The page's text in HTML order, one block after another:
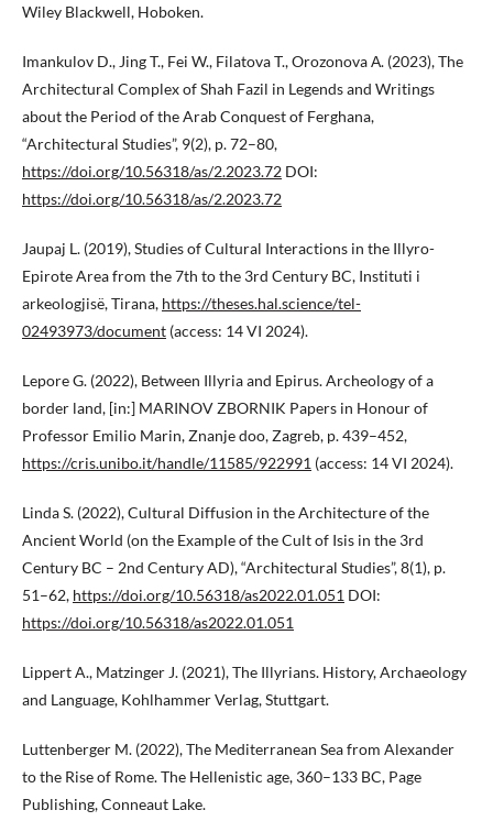
Wiley Blackwell, Hoboken.
Imankulov D., Jing T., Fei W., Filatova T., Orozonova А. (2023), The
Architectural Complex of Shah Fazil in Legends and Writings
about the Period of the Arab Conquest of Ferghana,
“Architectural Studies”, 9(2), p. 72–80,
https://doi.org/10.56318/as/2.2023.72 DOI:
https://doi.org/10.56318/as/2.2023.72
Jaupaj L. (2019), Studies of Cultural Interactions in the Illyro-
Epirote Area from the 7th to the 3rd Century BC, Instituti i
arkeologjisë, Tirana, https://theses.hal.science/tel-
02493973/document (access: 14 VI 2024).
Lepore G. (2022), Between Illyria and Epirus. Archeology of a
border land, [in:] MARINOV ZBORNIK Papers in Honour of
Professor Emilio Marin, Znanje doo, Zagreb, p. 439–452,
https://cris.unibo.it/handle/11585/922991 (access: 14 VI 2024).
Linda S. (2022), Cultural Diffusion in the Architecture of the
Ancient World (on the Example of the Cult of Isis in the 3rd
Century BC – 2nd Century AD), “Architectural Studies”, 8(1), p.
51–62, https://doi.org/10.56318/as2022.01.051 DOI:
https://doi.org/10.56318/as2022.01.051
Lippert A., Matzinger J. (2021), The Illyrians. History, Archaeology
and Language, Kohlhammer Verlag, Stuttgart.
Luttenberger M. (2022), The Mediterranean Sea from Alexander
to the Rise of Rome. The Hellenistic age, 360–133 BC, Page
Publishing, Conneaut Lake.